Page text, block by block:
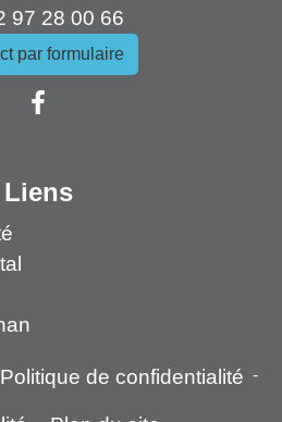
97 28 00 66
par formulaire
Liens
Politique de confidentialité -